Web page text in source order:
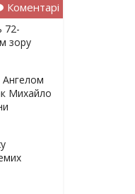
Коментарі
72-
зору
Ангелом
Михайло